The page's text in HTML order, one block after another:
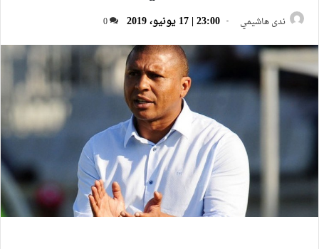
ندى هاشيمي 23:00 | 17 يونيو، 2019 0